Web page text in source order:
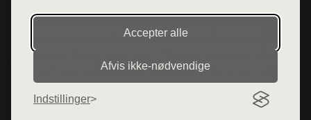
Accepter alle
Afvis ikke‑nødvendige
Indstillinger
Denne side er en del af want.dk, der udgiver en række
hjemmesider med præsentation af forskellige produkter fra
diverse webshops. Der sælges ikke varer fra denne side - vi
varerne på lager.